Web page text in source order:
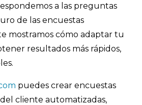
a las preguntas
de las encuestas
mostramos cómo adaptar tu
resultados más rápidos,
puedes crear encuestas
cliente automatizadas,